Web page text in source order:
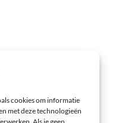
cookies om informatie
met deze technologieën